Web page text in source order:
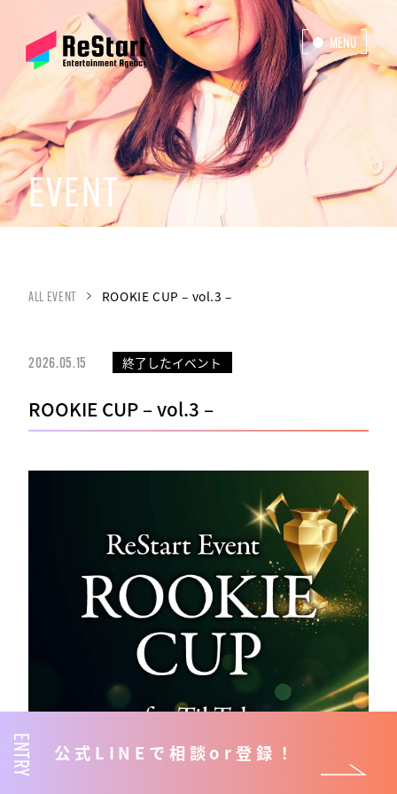
MENU
CLOSE
EVENT
ALL EVENT ROOKIE CUP – vol.3 –
2026.05.15 終了したイベント
ROOKIE CUP – vol.3 –
ENTRY 公式LINEで相談or登録！